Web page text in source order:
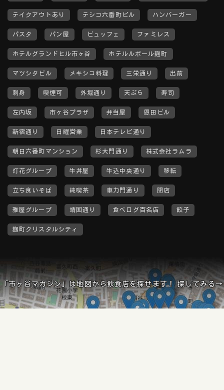
テイクアウトあり テシコ六番町ビル ハンバーガー
パスタ パン屋 ビュッフェ ファミレス
ホテルグランドヒル市ヶ谷 ホテルルポール麹町
マツシタビル メキシコ料理 三栄通り 出前
刺身 喫煙可 外堀通り 天ぷら 寿司
左内坂 市ヶ谷プラザ 弁当屋 恩田ビル
新宿通り 日曜営業 日本テレビ通り
朝日六番町マンション 杉大門通り 株式会社ラムラ
灯花グループ 牛丼屋 牛込中央通り 移転
立ち食いそば 純喫茶 車力門通り 閉店
雅屋グループ 靖国通り 食べログ百名店 餃子
麹町クリスタルシティ
「市ヶ谷マガジン」は地図から飲食店を探せます！ 探してみる→